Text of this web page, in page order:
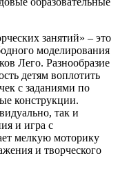
занятий» – это
моделирования
Лего. Разнообразие
детям воплотить
с заданиями по
конструкции.
так и
и игра с
мелкую моторику
и творческого